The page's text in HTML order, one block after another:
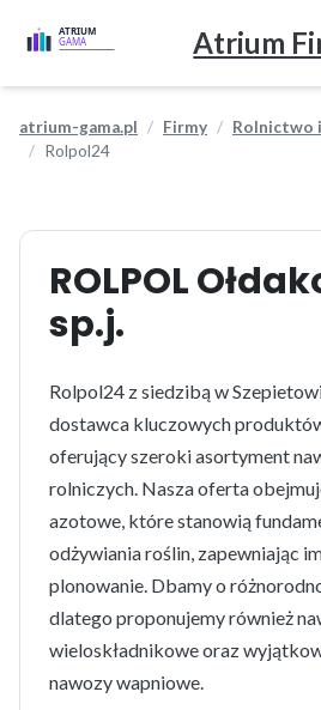
Atrium
atrium-gama.pl Firmy
Rolnictwo
Rolpol24
ROLPOL
sp.j.
Rolpol24 z siedzibą w
dostawca kluczowych
oferujący szeroki asortyment
rolniczych. Nasza oferta
azotowe, które stanowią
odżywiania roślin, zapewniając
plonowanie. Dbamy o
dlatego proponujemy również
wieloskładnikowe oraz
nawozy wapniowe.